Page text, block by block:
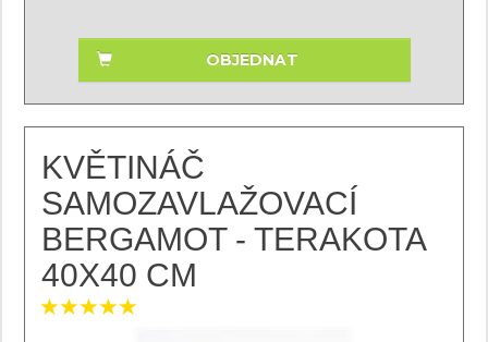
OBJEDNAT
KVĚTINÁČ
SAMOZAVLAŽOVACÍ
BERGAMOT - TERAKOTA
40X40 CM